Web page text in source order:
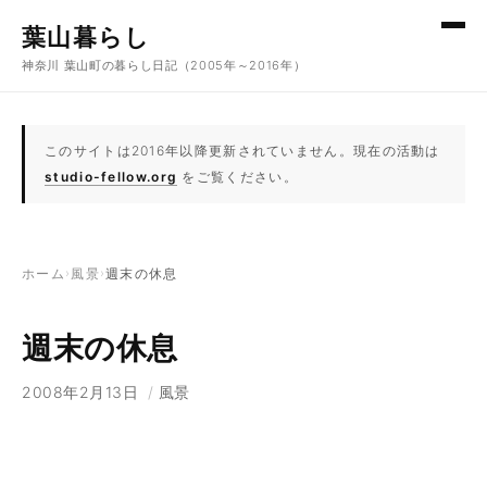
葉山暮らし
神奈川 葉山町の暮らし日記（2005年～2016年）
このサイトは2016年以降更新されていません。現在の活動は
studio-fellow.org をご覧ください。
ホーム › 風景 ›週末の休息
週末の休息
2008年2月13日 / 風景